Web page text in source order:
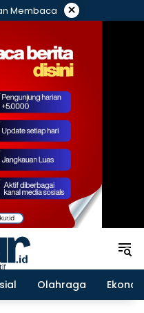
Membaca ×
Olahraga